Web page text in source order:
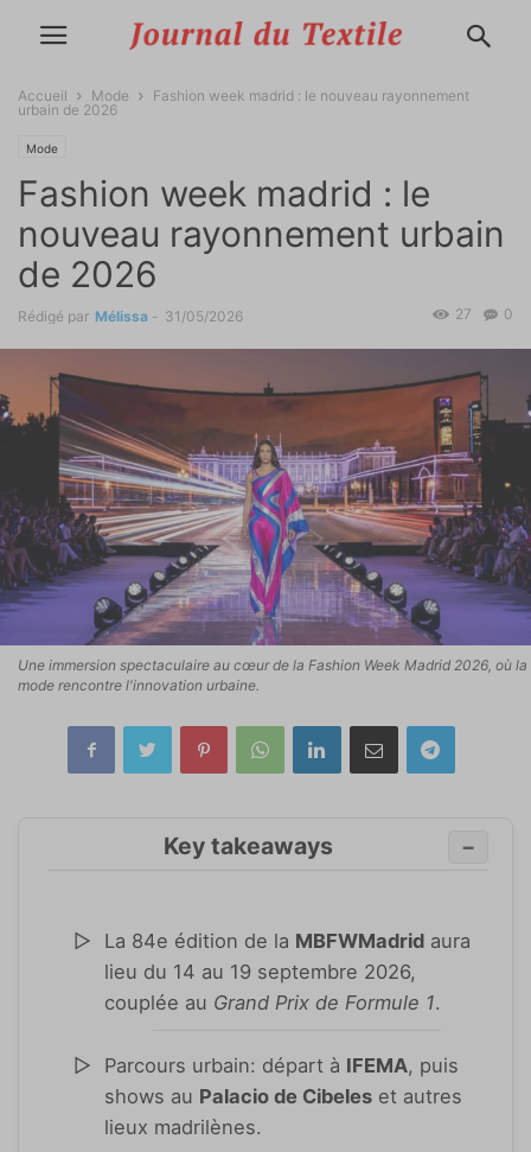
Accueil Mode
Fashion week madrid : le nouveau rayonnement
urbain de 2026
Mode
Fashion week madrid : le
nouveau rayonnement urbain
de 2026
Rédigé par Mélissa - 31/05/2026 0
27
Une immersion spectaculaire au cœur de la Fashion Week Madrid 2026, où la
mode rencontre l'innovation urbaine.
Key takeaways −
La 84e édition de la MBFWMadrid aura
lieu du 14 au 19 septembre 2026,
couplée au Grand Prix de Formule 1.
Parcours urbain: départ à IFEMA, puis
shows au Palacio de Cibeles et autres
lieux madrilènes.